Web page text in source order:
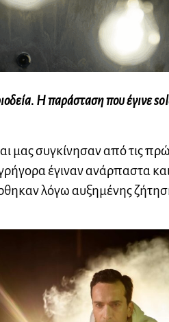
Η παράσταση που έγινε
μας συγκίνησαν από τις
γρήγορα έγιναν ανάρπαστα
λόγω αυξημένης